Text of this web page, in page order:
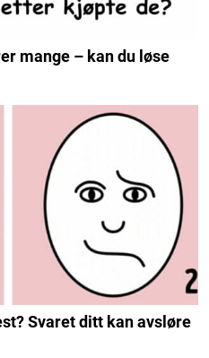
mange – kan du løse
Svaret ditt kan avsløre